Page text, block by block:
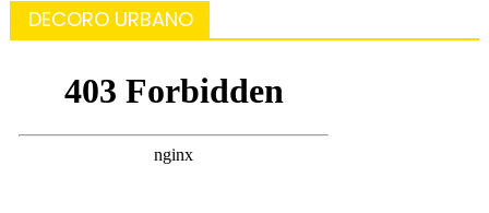
DECORO URBANO